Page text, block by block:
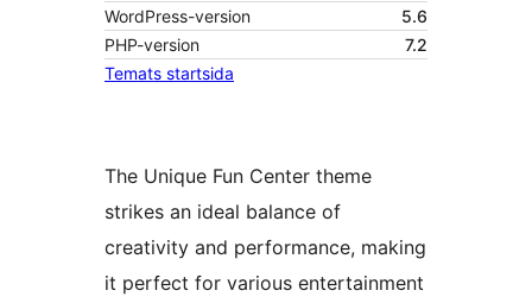
WordPress-version
5.6
PHP-version
7.2
Temats startsida
The Unique Fun Center theme
strikes an ideal balance of
creativity and performance, making
it perfect for various entertainment